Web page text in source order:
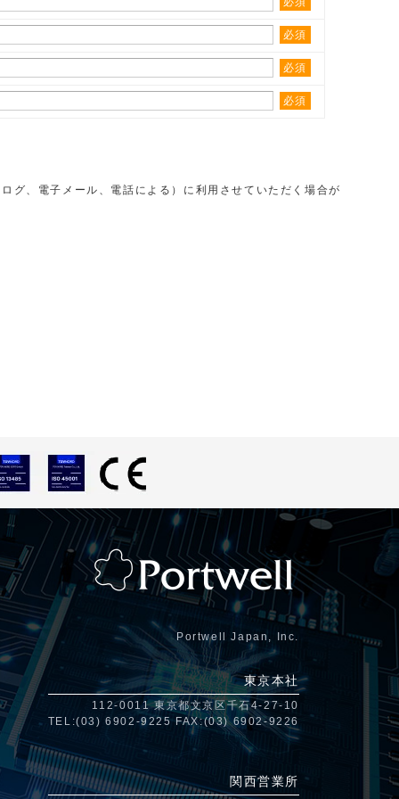
必須
必須
必須
グ、電子メール、電話による）に利用させていただく場合が
Portwell Japan, Inc.
東京本社
112-0011 東京都文京区千石4-27-10
TEL:(03) 6902-9225 FAX:(03) 6902-9226
関西営業所